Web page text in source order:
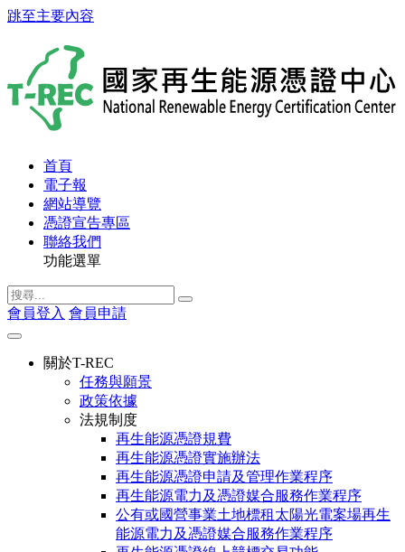
跳至主要內容
首頁
電子報
網站導覽
憑證宣告專區
聯絡我們
功能選單
會員登入 會員申請
關於T-REC
任務與願景
政策依據
法規制度
再生能源憑證規費
再生能源憑證實施辦法
再生能源憑證申請及管理作業程序
再生能源電力及憑證媒合服務作業程序
公有或國營事業土地標租太陽光電案場再生
能源電力及憑證媒合服務作業程序